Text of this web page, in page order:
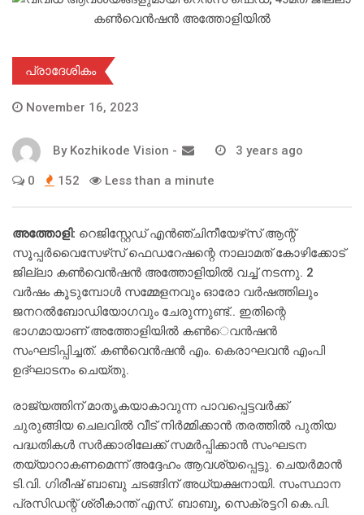
പ്രാദേശികം
November 16, 2023
By Kozhikode Vision - 3 years ago
0 152 Less than a minute
അത്തോളി: റെജിസ്റ്റേഡ് എന്‍ഞ്ചിനീയേഴ്‌സ് ആന്റ്
സൂപ്പര്‍വൈസേഴ്‌സ് ഫെഡറേഷന്റെ നാലാമത് കോഴിക്കോട്
ജില്ലാ കണ്‍വെന്‍ഷന്‍ അത്തോളിയില്‍ വച്ച് നടന്നു. 2
വര്‍ഷം കൂടുമ്പോള്‍ സമ്മേളനവും ഓരോ വര്‍ഷത്തിലും
ജനറല്‍ബോഡിയോഗവും ചേരുന്നുണ്ട്.. ഇതിന്റെ
ഭാഗമായാണ് അത്തോളിയില്‍ കണ്‍െവന്‍ഷന്‍
സംഘടിപ്പിച്ചത്. കണ്‍വെന്‍ഷന്‍ എം. കെരാഘവന്‍ എംപി
ഉദ്ഘാടനം ചെയ്തു.
രാജ്യത്തിന് മാതൃകയാകാവുന്ന പാവപ്പെട്ടവര്‍ക്ക്
ചുരുങ്ങിയ ചെലവില്‍ വീട് നിര്‍മ്മിക്കാന്‍ തരത്തില്‍ പുതിയ
പദ്ധതികള്‍ സര്‍ക്കാരിലേക്ക് സമര്‍പ്പിക്കാന്‍ സംഘടന
തയ്യാറാകണമെന്ന് അദ്ദേഹം ആവശ്യപ്പെട്ടു. ചെയര്‍മാന്‍
ടി.വി. ഗിരീഷ് ബാബു ചടങ്ങിന് അധ്യക്ഷനായി. സംസ്ഥാന
പ്രസിഡന്റ് ശ്രീകാന്ത് എസ്. ബാബു, സെക്രട്ടറി കെ.പി.